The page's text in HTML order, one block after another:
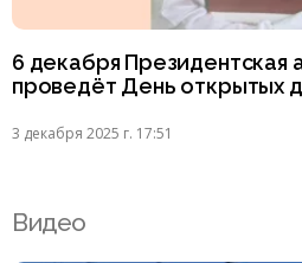
6 декабря Президентская
проведёт День открытых
3 декабря 2025 г. 17:51
Видео